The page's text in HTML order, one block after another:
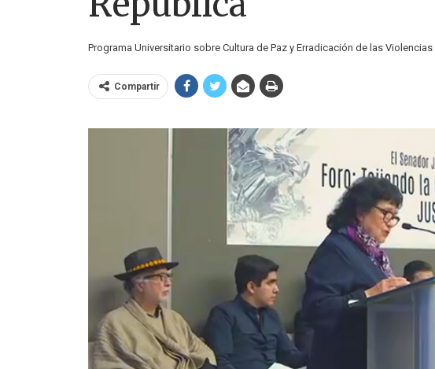
Programa Universitario sobre Cultura de Paz y Erradicación de las Violencias
Compartir